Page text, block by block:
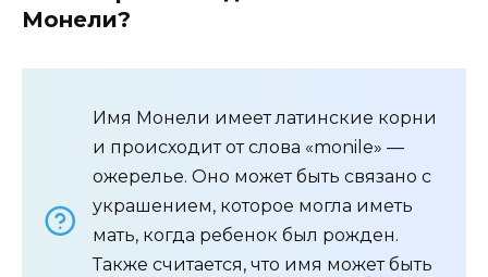
Монели?
Имя Монели имеет латинские корни
и происходит от слова «monile» —
ожерелье. Оно может быть связано с
украшением, которое могла иметь
мать, когда ребенок был рожден.
Также считается, что имя может быть